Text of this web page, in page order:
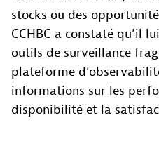
stocks ou des
CCHBC a constaté qu’il
outils de surveillance
plateforme
informations sur les
disponibilité et la